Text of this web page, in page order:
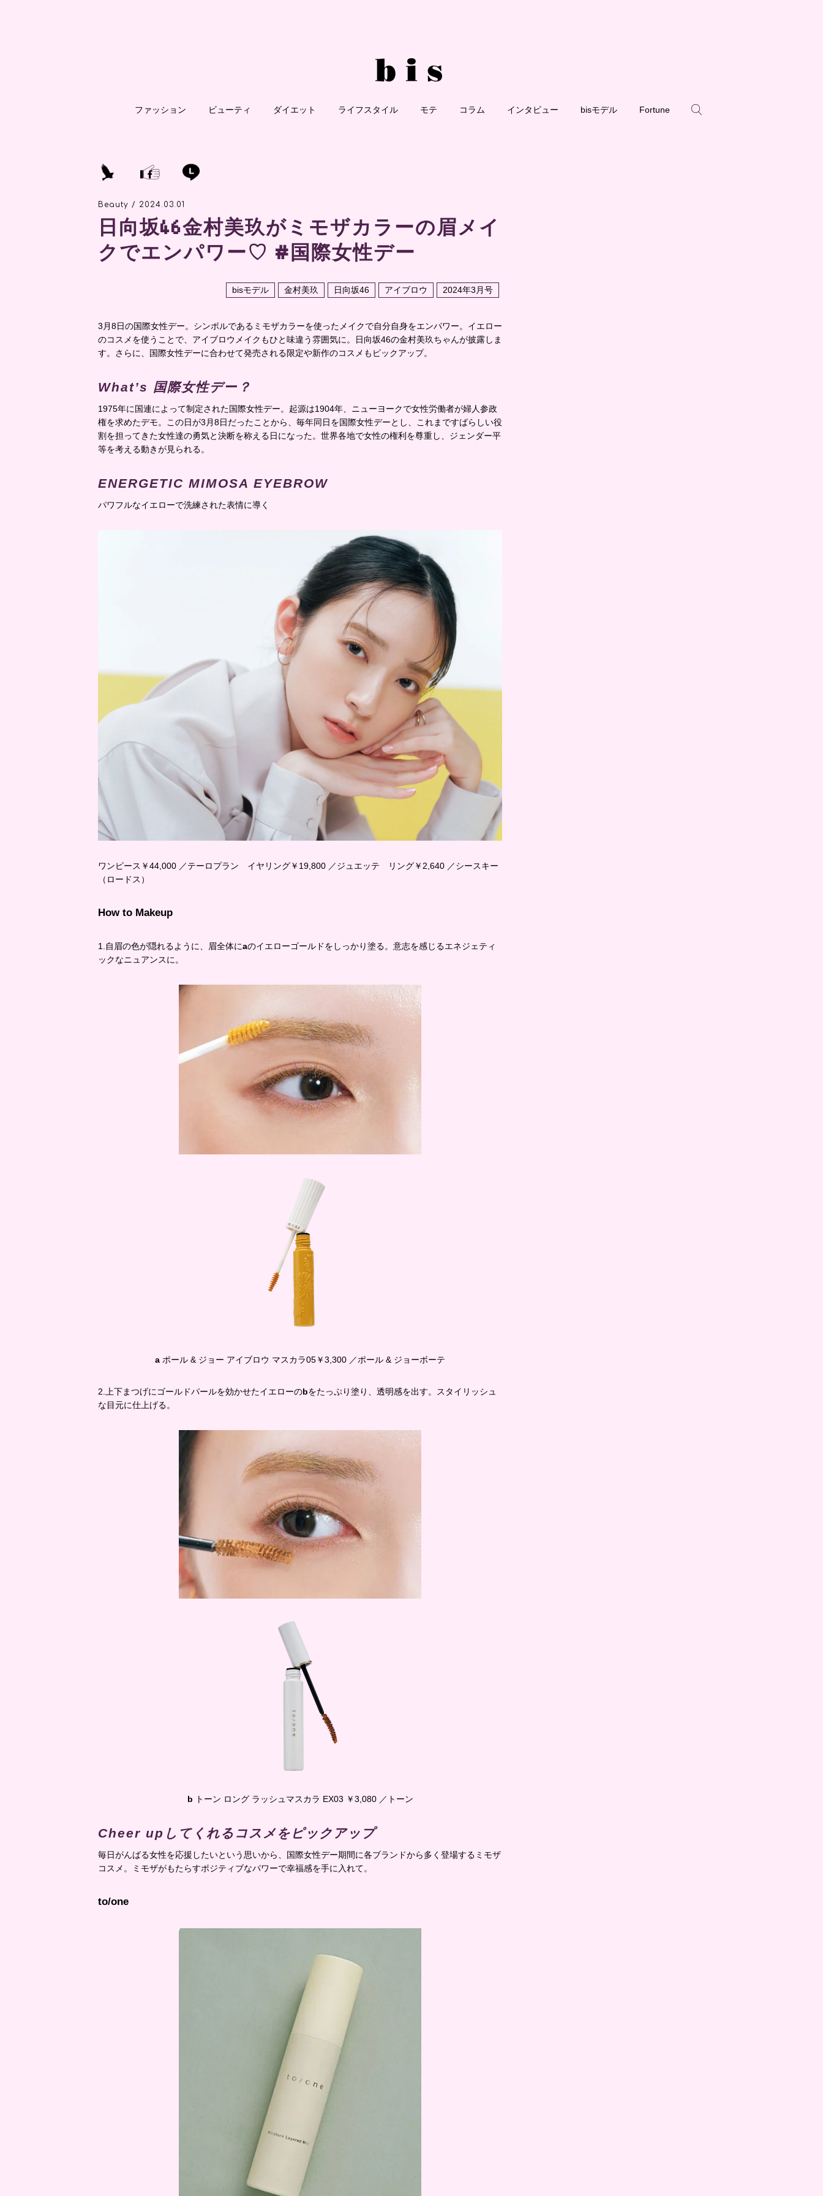
ファッション ビューティ ダイエット ライフスタイル モテ コラム インタビュー bisモデル Fortune
Beauty / 2024.03.01
日向坂46金村美玖がミモザカラーの眉メイ
クでエンパワー♡ #国際女性デー
bisモデル 金村美玖 日向坂46 アイブロウ 2024年3月号
3月8日の国際女性デー。シンボルであるミモザカラーを使ったメイクで自分自身をエンパワー。イエロー
のコスメを使うことで、アイブロウメイクもひと味違う雰囲気に。日向坂46の金村美玖ちゃんが披露しま
す。さらに、国際女性デーに合わせて発売される限定や新作のコスメもピックアップ。
What’s 国際女性デー？
1975年に国連によって制定された国際女性デー。起源は1904年、ニューヨークで女性労働者が婦人参政
権を求めたデモ。この日が3月8日だったことから、毎年同日を国際女性デーとし、これまですばらしい役
割を担ってきた女性達の勇気と決断を称える日になった。世界各地で女性の権利を尊重し、ジェンダー平
等を考える動きが見られる。
ENERGETIC MIMOSA EYEBROW
パワフルなイエローで洗練された表情に導く
ワンピース￥44,000 ／テーロプラン イヤリング￥19,800 ／ジュエッテ リング￥2,640 ／シースキー
（ロードス）
How to Makeup
1.自眉の色が隠れるように、眉全体にaのイエローゴールドをしっかり塗る。意志を感じるエネジェティ
ックなニュアンスに。
a ポール & ジョー アイブロウ マスカラ05￥3,300 ／ポール & ジョーボーテ
2.上下まつげにゴールドパールを効かせたイエローのbをたっぷり塗り、透明感を出す。スタイリッシュ
な目元に仕上げる。
b トーン ロング ラッシュマスカラ EX03 ￥3,080 ／トーン
Cheer upしてくれるコスメをピックアップ
毎日がんばる女性を応援したいという思いから、国際女性デー期間に各ブランドから多く登場するミモザ
コスメ。ミモザがもたらすポジティブなパワーで幸福感を手に入れて。
to/one